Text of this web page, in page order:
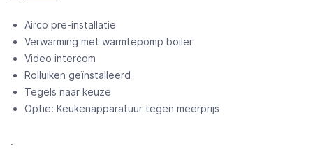
Airco pre-installatie
Verwarming met warmtepomp boiler
Video intercom
Rolluiken geïnstalleerd
Tegels naar keuze
Optie: Keukenapparatuur tegen meerprijs
.